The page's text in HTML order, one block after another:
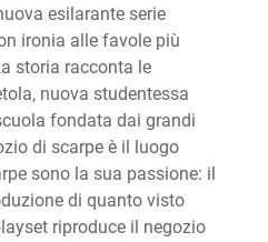
esilarante serie
ironia alle favole più
storia racconta le
nuova studentessa
fondata dai grandi
di scarpe è il luogo
sono la sua passione: il
di quanto visto
riproduce il negozio